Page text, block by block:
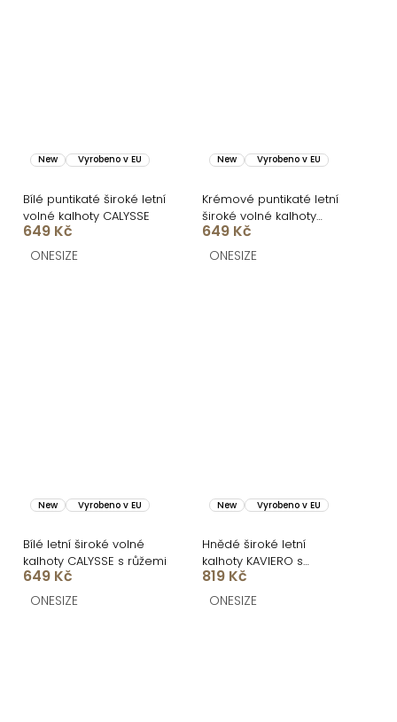
New Vyrobeno v EU
Bílé puntikaté široké letní
volné kalhoty CALYSSE
649 Kč
ONESIZE
New Vyrobeno v EU
Krémové puntikaté letní
široké volné kalhoty
CALYSSE
649 Kč
ONESIZE
New Vyrobeno v EU
Bílé letní široké volné
kalhoty CALYSSE s růžemi
649 Kč
ONESIZE
New Vyrobeno v EU
Hnědé široké letní
kalhoty KAVIERO s
vysokým pasem
819 Kč
ONESIZE